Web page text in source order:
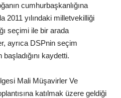
cumhurbaşkanlığına
2011 yılındaki milletvekilliği
seçimi ile bir arada
ayrıca DSPnin seçim
kaydetti.
Mali Müşavirler Ve
katılmak üzere geldiği